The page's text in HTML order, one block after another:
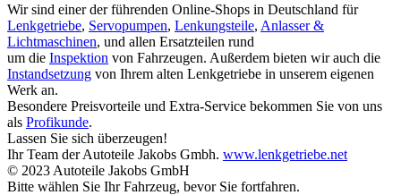
Wir sind einer der führenden Online-Shops in Deutschland für
Lenkgetriebe, Servopumpen, Lenkungsteile, Anlasser &
Lichtmaschinen, und allen Ersatzteilen rund
um die Inspektion von Fahrzeugen. Außerdem bieten wir auch die
Instandsetzung von Ihrem alten Lenkgetriebe in unserem eigenen
Werk an.
Besondere Preisvorteile und Extra-Service bekommen Sie von uns
als Profikunde.
Lassen Sie sich überzeugen!
Ihr Team der Autoteile Jakobs Gmbh. www.lenkgetriebe.net
© 2023 Autoteile Jakobs GmbH
Bitte wählen Sie Ihr Fahrzeug, bevor Sie fortfahren.